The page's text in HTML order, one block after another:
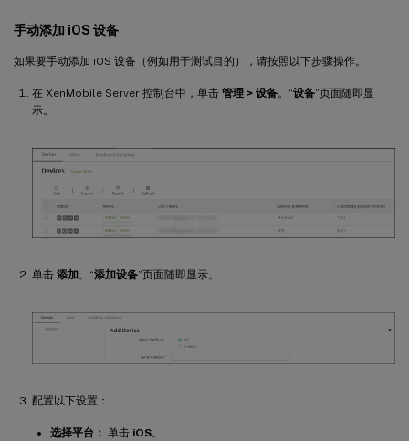
手动添加 iOS 设备
如果要手动添加 iOS 设备（例如用于测试目的），请按照以下步骤操作。
在 XenMobile Server 控制台中，单击 管理 > 设备。“设备”页面随即显
示。
单击 添加。“添加设备”页面随即显示。
配置以下设置：
选择平台： 单击 iOS。